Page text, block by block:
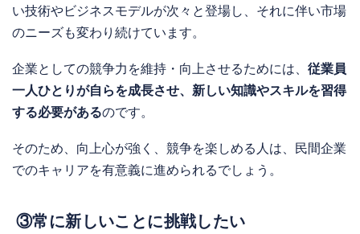
い技術やビジネスモデルが次々と登場し、それに伴い市場
のニーズも変わり続けています。
企業としての競争力を維持・向上させるためには、 従業員
一人ひとりが自らを成長させ、新しい知識やスキルを習得
する必要があるのです。
そのため、向上心が強く、競争を楽しめる人は、民間企業
でのキャリアを有意義に進められるでしょう。
③常に新しいことに挑戦したい